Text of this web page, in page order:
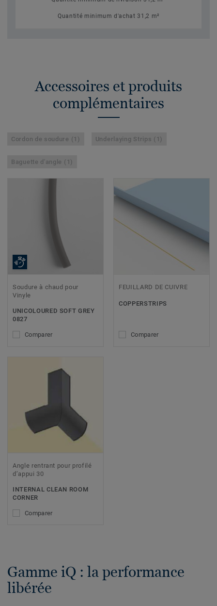
Quantité minimum d'achat 31,2 m²
Accessoires et produits
complémentaires
Cordon de soudure (1) Underlaying Strips (1)
Baguette d'angle (1)
Soudure à chaud pour
Vinyle
UNICOLOURED SOFT GREY
0827
Comparer
FEUILLARD DE CUIVRE
COPPERSTRIPS
Comparer
Angle rentrant pour profilé
d’appui 30
INTERNAL CLEAN ROOM
CORNER
Comparer
Gamme iQ : la performance
libérée